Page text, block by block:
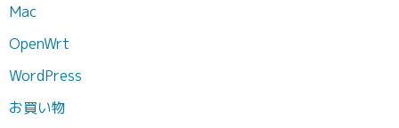
Mac
OpenWrt
WordPress
お買い物